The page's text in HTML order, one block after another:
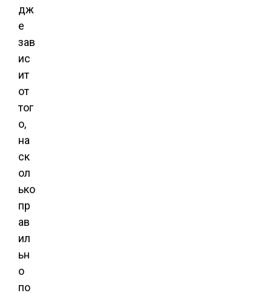
дж
е
зав
ис
ит
от
тог
о,
на
ск
ол
ько
пр
ав
ил
ьн
о
по